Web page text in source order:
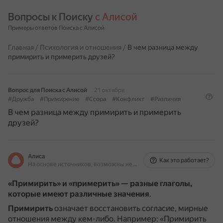
Вопросы к Поиску с Алисой
Примеры ответов Поиска с Алисой
Главная / Психология и отношения / В чем разница между
примирить и примерить друзей?
Вопрос для Поиска с Алисой
21 октября
#Дружба
#Примирение #Ссора #Конфликт #Различия
В чем разница между примирить и примерить
друзей?
Алиса
На основе источников, возможны неточности
Как это работает?
«Примирить» и «примерить» — разные глаголы,
которые имеют различные значения.
Примиритьозначает восстановить согласие, мирные
отношения между кем-либо. Например: «Примирить